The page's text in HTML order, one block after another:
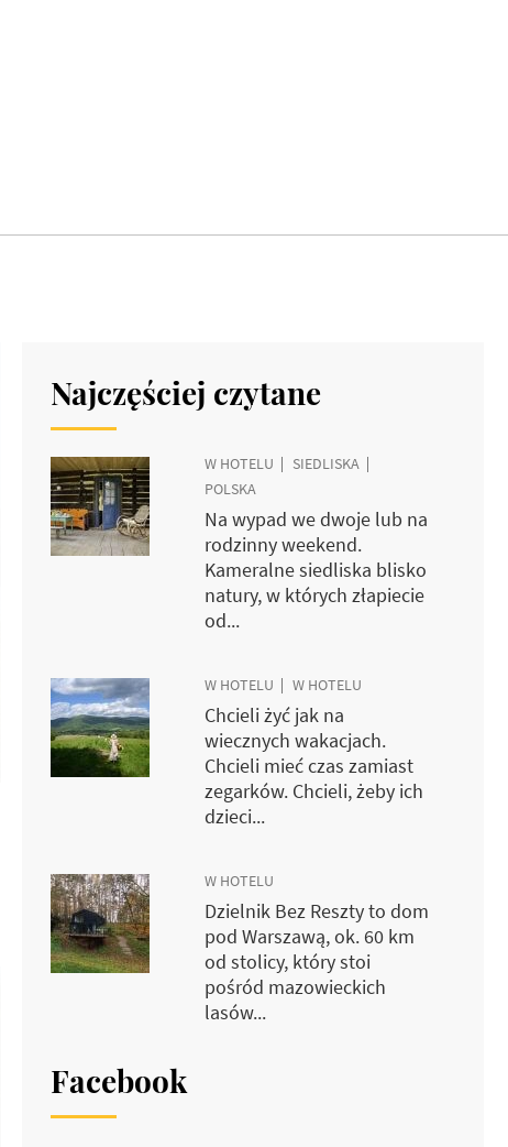
Najczęściej czytane
W HOTELU
SIEDLISKA
POLSKA
Na wypad we dwoje lub na
rodzinny weekend.
Kameralne siedliska blisko
natury, w których złapiecie
od...
W HOTELU W HOTELU
Chcieli żyć jak na
wiecznych wakacjach.
Chcieli mieć czas zamiast
zegarków. Chcieli, żeby ich
dzieci...
W HOTELU
Dzielnik Bez Reszty to dom
pod Warszawą, ok. 60 km
od stolicy, który stoi
pośród mazowieckich
lasów...
Facebook